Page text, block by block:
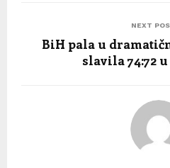
NEXT
BiH pala u
slavila 74:72